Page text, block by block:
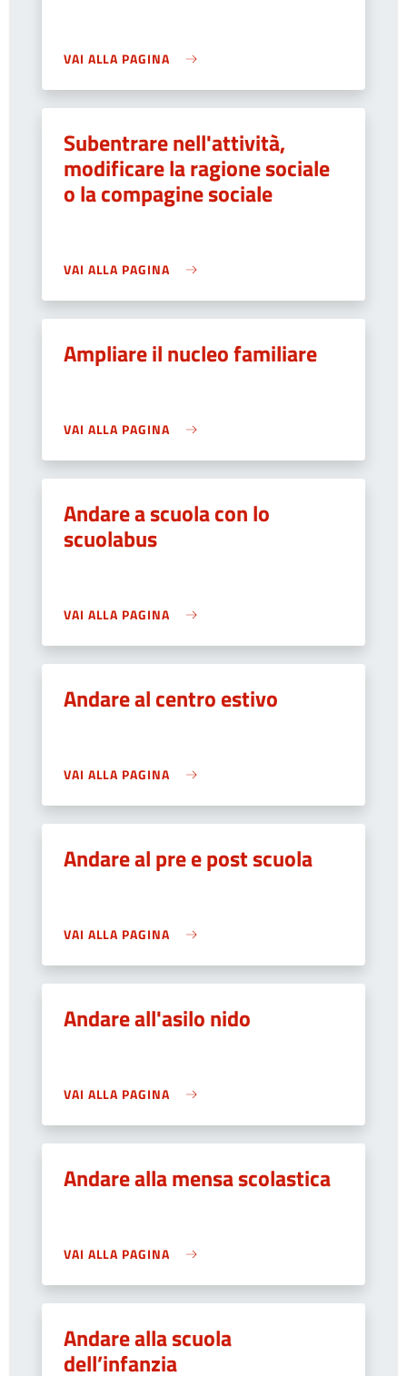
VAI ALLA PAGINA
Subentrare nell'attività,
modificare la ragione sociale
o la compagine sociale
VAI ALLA PAGINA
Ampliare il nucleo familiare
VAI ALLA PAGINA
Andare a scuola con lo
scuolabus
VAI ALLA PAGINA
Andare al centro estivo
VAI ALLA PAGINA
Andare al pre e post scuola
VAI ALLA PAGINA
Andare all'asilo nido
VAI ALLA PAGINA
Andare alla mensa scolastica
VAI ALLA PAGINA
Andare alla scuola
dell’infanzia